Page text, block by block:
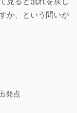
か、という問いが
発点